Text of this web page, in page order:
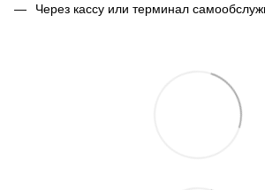
Через кассу или терминал